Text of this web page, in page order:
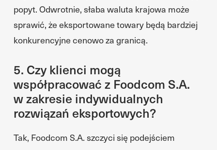
popyt. Odwrotnie, słaba waluta krajowa może
sprawić, że eksportowane towary będą bardziej
konkurencyjne cenowo za granicą.
5. Czy klienci mogą
współpracować z Foodcom S.A.
w zakresie indywidualnych
rozwiązań eksportowych?
Tak, Foodcom S.A. szczyci się podejściem